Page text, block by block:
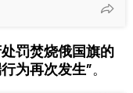
罚焚烧俄国旗的
为再次发生”。